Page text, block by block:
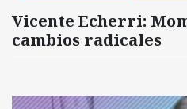
Vicente Echerri:
cambios radicales